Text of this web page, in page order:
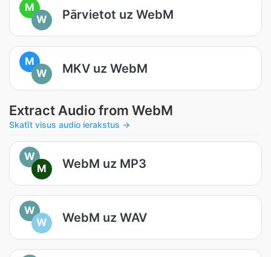
M
W
Pārvietot uz WebM
M
W
MKV uz WebM
Extract Audio from WebM
Skatīt visus audio ierakstus →
W
M
WebM uz MP3
W
W
WebM uz WAV